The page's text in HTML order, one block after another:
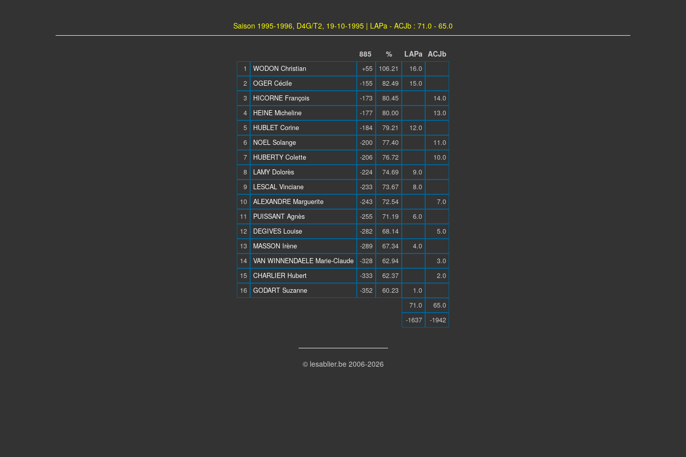
Saison 1995-1996, D4G/T2, 19-10-1995 | LAPa - ACJb : 71.0 - 65.0
885 % LAPa ACJb
1 WODON Christian +55 106.21
16.0
2
OGER Cécile -155 82.49
15.0
3
HICORNE François -173 80.45
14.0
4
HEINE Micheline -177 80.00
13.0
5
HUBLET Corine -184 79.21
12.0
6
NOEL Solange -200 77.40
11.0
7
HUBERTY Colette -206 76.72
10.0
8
LAMY Dolorès -224 74.69
9.0
9
LESCAL Vinciane -233 73.67
8.0
10
ALEXANDRE Marguerite -243 72.54
7.0
11
PUISSANT Agnès -255 71.19
6.0
12
DEGIVES Louise -282 68.14
5.0
13
MASSON Irène -289 67.34
4.0
14
VAN WINNENDAELE Marie-Claude -328 62.94
3.0
15
CHARLIER Hubert -333 62.37
2.0
16
GODART Suzanne -352 60.23
1.0
71.0
65.0
-1637
-1942
© lesablier.be 2006-2026